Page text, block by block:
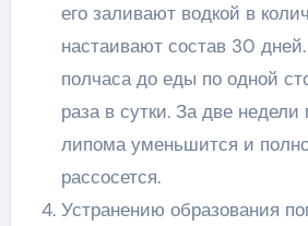
его заливают водкой в
настаивают состав 30
полчаса до еды по одной
раза в сутки. За две
липома уменьшится и
рассосется.
Устранению образования